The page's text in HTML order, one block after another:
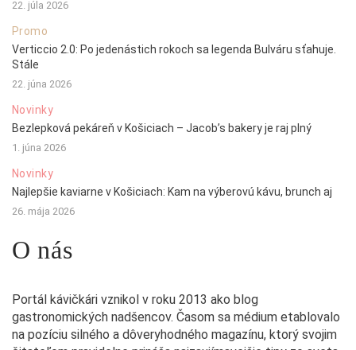
22. júla 2026
Promo
Verticcio 2.0: Po jedenástich rokoch sa legenda Bulváru sťahuje.
Stále
22. júna 2026
Novinky
Bezlepková pekáreň v Košiciach – Jacob’s bakery je raj plný
1. júna 2026
Novinky
Najlepšie kaviarne v Košiciach: Kam na výberovú kávu, brunch aj
26. mája 2026
O nás
Portál kávičkári vznikol v roku 2013 ako blog
gastronomických nadšencov. Časom sa médium etablovalo
na pozíciu silného a dôveryhodného magazínu, ktorý svojim